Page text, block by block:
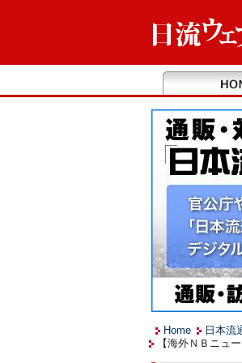
Home 日本流
【海外ＮＢニュ